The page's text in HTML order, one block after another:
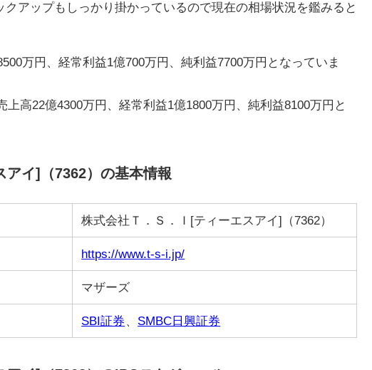
アップもしっかり掛かっているので現在の相場状況を鑑みると
万円、経常利益1億700万円、純利益7700万円となっていま
高22億4300万円、経常利益1億1800万円、純利益8100万円と
アイ]（7362）の基本情報
株式会社Ｔ．Ｓ．Ｉ[ティーエスアイ]（7362）
https://www.t-s-i.jp/
マザーズ
SBI証券 、 SMBC日興証券